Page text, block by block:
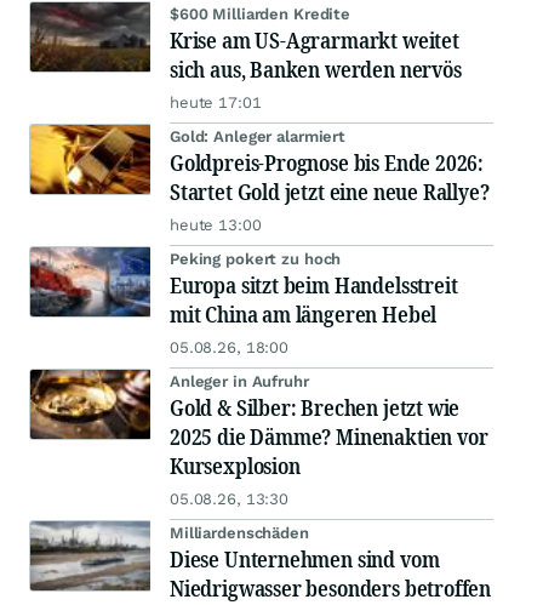
$600 Milliarden Kredite
Krise am US-Agrarmarkt weitet
sich aus, Banken werden nervös
heute 17:01
Gold: Anleger alarmiert
Goldpreis-Prognose bis Ende 2026:
Startet Gold jetzt eine neue Rallye?
heute 13:00
Peking pokert zu hoch
Europa sitzt beim Handelsstreit
mit China am längeren Hebel
05.08.26, 18:00
Anleger in Aufruhr
Gold & Silber: Brechen jetzt wie
2025 die Dämme? Minenaktien vor
Kursexplosion
05.08.26, 13:30
Milliardenschäden
Diese Unternehmen sind vom
Niedrigwasser besonders betroffen